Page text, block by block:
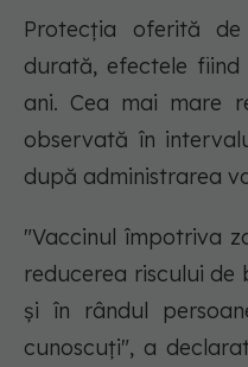
Protecția oferită
durată, efectele
ani. Cea mai mare
observată în
după administrarea
"Vaccinul împotriva
reducerea riscului de
și în rândul
cunoscuți", a